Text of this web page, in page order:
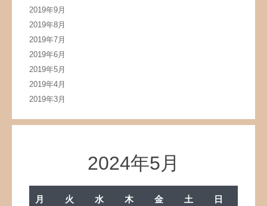
2019年9月
2019年8月
2019年7月
2019年6月
2019年5月
2019年4月
2019年3月
2024年5月
月 火 水 木 金 土 日